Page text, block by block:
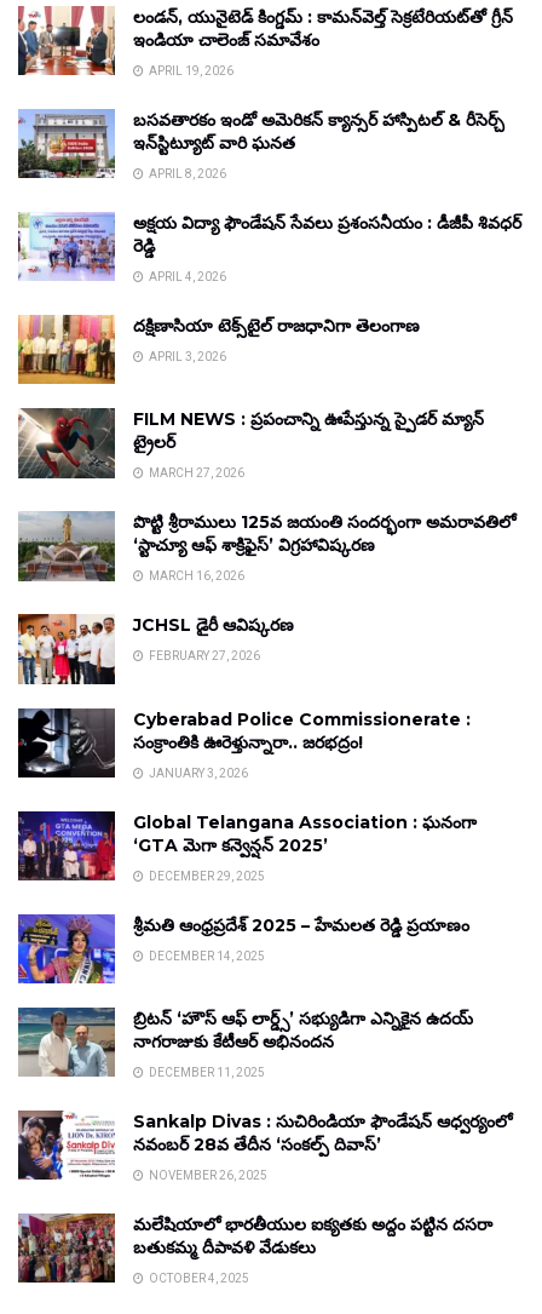
లండన్, యునైటెడ్ కింగ్డమ్ : కామన్‌వెల్త్ సెక్రటేరియట్‌తో గ్రీన్
ఇండియా చాలెంజ్ సమావేశం
APRIL 19, 2026
బసవతారకం ఇండో అమెరికన్ క్యాన్సర్ హాస్పిటల్ & రీసెర్చ్
ఇన్‌స్టిట్యూట్ వారి ఘనత
APRIL 8, 2026
అక్షయ విద్యా ఫౌండేషన్ సేవలు ప్రశంసనీయం : డీజీపీ శివధర్
రెడ్డి
APRIL 4, 2026
దక్షిణాసియా టెక్స్‌టైల్ రాజధానిగా తెలంగాణ
APRIL 3, 2026
FILM NEWS : ప్రపంచాన్ని ఊపేస్తున్న స్పైడర్ మ్యాన్
ట్రైలర్
MARCH 27, 2026
పొట్టి శ్రీరాములు 125వ జయంతి సందర్భంగా అమరావతిలో
‘స్టాచ్యూ ఆఫ్ శాక్రిఫైస్’ విగ్రహావిష్కరణ
MARCH 16, 2026
JCHSL డైరీ ఆవిష్కరణ
FEBRUARY 27, 2026
Cyberabad Police Commissionerate :
సంక్రాంతికి ఊరెళ్తున్నారా.. జరభద్రం!
JANUARY 3, 2026
Global Telangana Association : ఘనంగా
‘GTA మెగా కన్వెన్షన్ 2025’
DECEMBER 29, 2025
శ్రీమతి ఆంధ్రప్రదేశ్ 2025 – హేమలత రెడ్డి ప్రయాణం
DECEMBER 14, 2025
బ్రిటన్ ‘హౌస్ ఆఫ్ లార్డ్స్’ సభ్యుడిగా ఎన్నికైన ఉదయ్
నాగరాజుకు కేటీఆర్ అభినందన
DECEMBER 11, 2025
Sankalp Divas : సుచిరిండియా ఫౌండేషన్ ఆధ్వర్యంలో
నవంబర్ 28వ తేదీన ‘సంకల్ప్ దివాస్’
NOVEMBER 26, 2025
మలేషియాలో భారతీయుల ఐక్యతకు అద్దం పట్టిన దసరా
బతుకమ్మ దీపావళి వేడుకలు
OCTOBER 4, 2025